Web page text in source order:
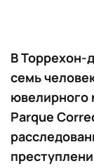
В Торрехон-
семь
ювелирного
Parque